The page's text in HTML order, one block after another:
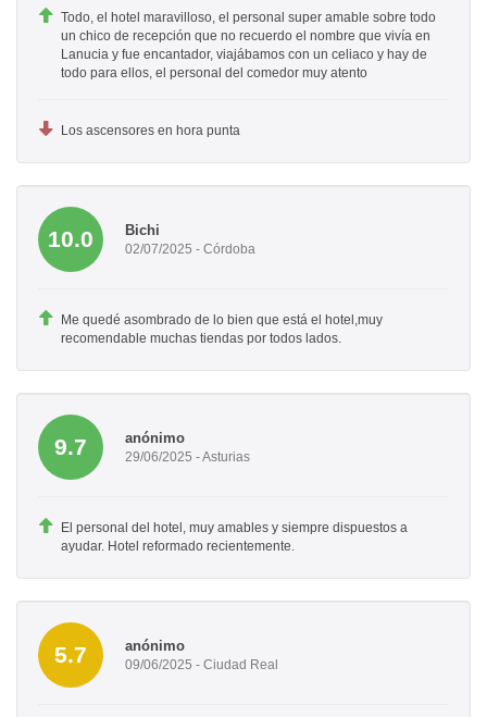
Todo, el hotel maravilloso, el personal super amable sobre todo
un chico de recepción que no recuerdo el nombre que vivía en
Lanucia y fue encantador, viajábamos con un celiaco y hay de
todo para ellos, el personal del comedor muy atento
Los ascensores en hora punta
10.0 Bichi
02/07/2025 - Córdoba
Me quedé asombrado de lo bien que está el hotel,muy
recomendable muchas tiendas por todos lados.
9.7 anónimo
29/06/2025 - Asturias
El personal del hotel, muy amables y siempre dispuestos a
ayudar. Hotel reformado recientemente.
5.7 anónimo
09/06/2025 - Ciudad Real